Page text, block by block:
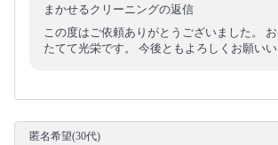
まかせるクリーニングの返信
この度はご依頼ありがとうございました。
たてて光栄です。 今後ともよろしくお願いい
匿名希望(30代)